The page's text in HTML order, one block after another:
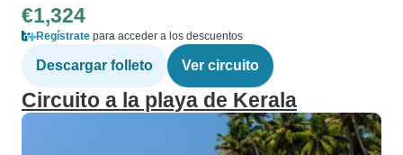
€1,324
Regístrate para acceder a los descuentos
Descargar folleto Ver circuito
Circuito a la playa de Kerala